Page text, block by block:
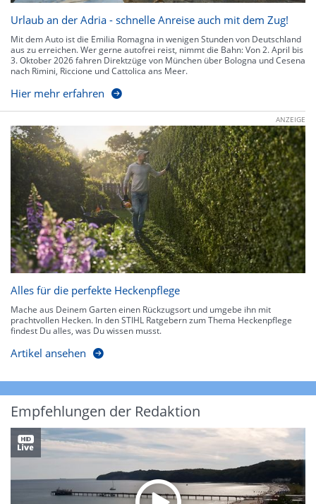
Urlaub an der Adria - schnelle Anreise auch mit dem Zug!
Mit dem Auto ist die Emilia Romagna in wenigen Stunden von Deutschland
aus zu erreichen. Wer gerne autofrei reist, nimmt die Bahn: Von 2. April bis
3. Oktober 2026 fahren Direktzüge von München über Bologna und Cesena
nach Rimini, Riccione und Cattolica ans Meer.
Hier mehr erfahren
ANZEIGE
Alles für die perfekte Heckenpflege
Mache aus Deinem Garten einen Rückzugsort und umgebe ihn mit
prachtvollen Hecken. In den STIHL Ratgebern zum Thema Heckenpflege
findest Du alles, was Du wissen musst.
Artikel ansehen
Empfehlungen der Redaktion